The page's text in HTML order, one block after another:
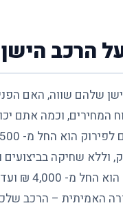
הישן,
שלהם שווה, האם
המחירים, וכמה אתם
ללא נזק, וללא שחיקה
האמיתית – הרכב